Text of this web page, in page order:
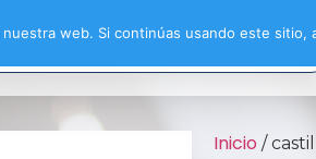
Inicio /
web. Si continúas usando este